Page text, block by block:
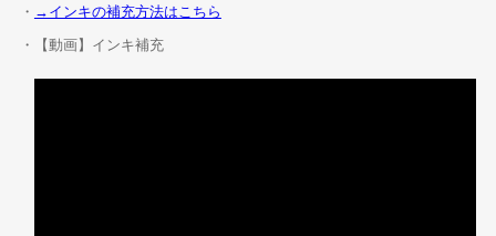
・ →インキの補充方法はこちら
・【動画】インキ補充